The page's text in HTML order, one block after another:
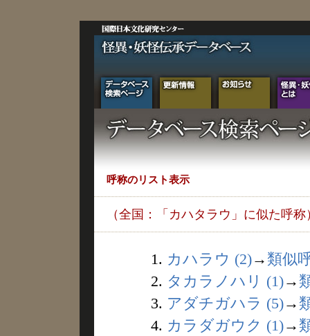
呼称のリスト表示
（全国：「カハタラウ」に似た呼称
1. カハラウ (2)→ 類似
2. タカラノハリ (1)→
3. アダチガハラ (5)→
4. カラダガウク (1)→